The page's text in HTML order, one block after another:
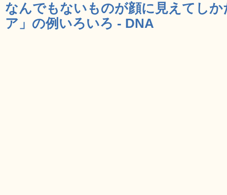
なんでもないものが顔に見えてし
ア」の例いろいろ - DNA